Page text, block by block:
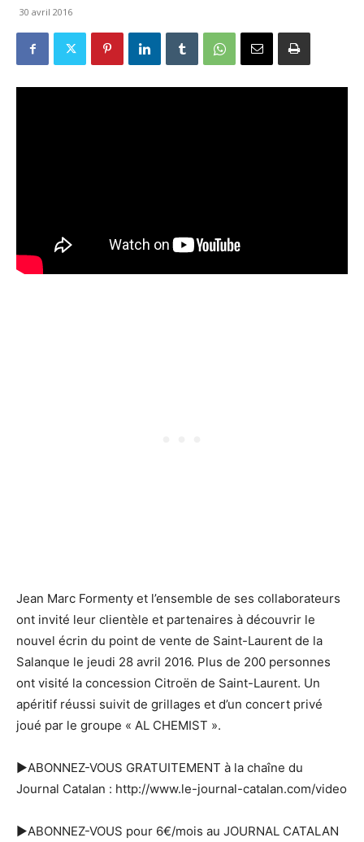
30 avril 2016
Jean Marc Formenty et l’ensemble de ses collaborateurs
ont invité leur clientèle et partenaires à découvrir le
nouvel écrin du point de vente de Saint-Laurent de la
Salanque le jeudi 28 avril 2016. Plus de 200 personnes
ont visité la concession Citroën de Saint-Laurent. Un
apéritif réussi suivit de grillages et d’un concert privé
joué par le groupe « AL CHEMIST ».
►ABONNEZ-VOUS GRATUITEMENT à la chaîne du
Journal Catalan : http://www.le-journal-catalan.com/video
►ABONNEZ-VOUS pour 6€/mois au JOURNAL CATALAN